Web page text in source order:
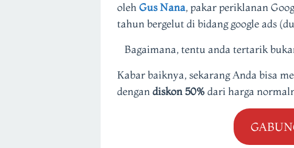
oleh Gus Nana, pakar periklanan
tahun bergelut di bidang google ads
Bagaimana, tentu anda tertarik
Kabar baiknya, sekarang Anda bisa
dengan diskon 50%dari harga